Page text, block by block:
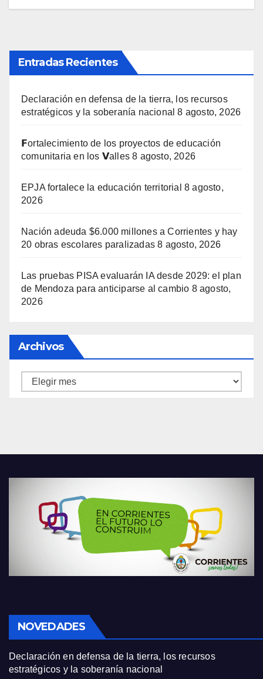
Entradas Recientes
Declaración en defensa de la tierra, los recursos
estratégicos y la soberanía nacional 8 agosto, 2026
𝗙ortalecimiento de los proyectos de educación
comunitaria en los 𝗩alles 8 agosto, 2026
EPJA fortalece la educación territorial 8 agosto,
2026
Nación adeuda $6.000 millones a Corrientes y hay
20 obras escolares paralizadas 8 agosto, 2026
Las pruebas PISA evaluarán IA desde 2029: el plan
de Mendoza para anticiparse al cambio 8 agosto,
2026
Archivos
Archivos
NOVEDADES
Declaración en defensa de la tierra, los recursos
estratégicos y la soberanía nacional